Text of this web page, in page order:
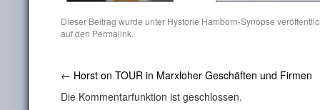
Dieser Beitrag wurde unter Hystorie Hamborn-Synopse
auf den Permalink.
← Horst on TOUR in Marxloher Geschäften und Firmen
Die Kommentarfunktion ist geschlossen.